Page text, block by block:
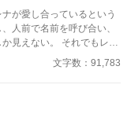
たのは、身分ではなく一
年医師ノアだった。 一
アルフレッドは、ようや
馴染ばかりを
打ち、傷ついた公爵令嬢
が愛し合っているという
人前で名前を呼び合い、
それでもレオ
妻の痛みに気づかず、セ
舞い続ける。ついに礼拝
文字数：91,783